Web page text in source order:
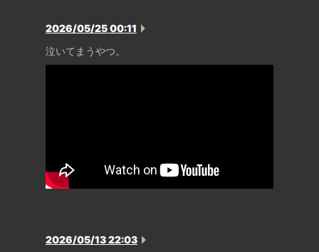
2026/05/25 00:11
泣いてまうやつ。
2026/05/13 22:03